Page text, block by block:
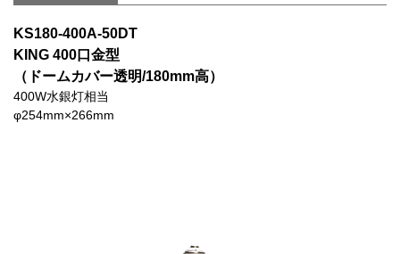
KS180-400A-50DT
KING 400口金型
（ドームカバー透明/180mm高）
400W水銀灯相当
φ254mm×266mm